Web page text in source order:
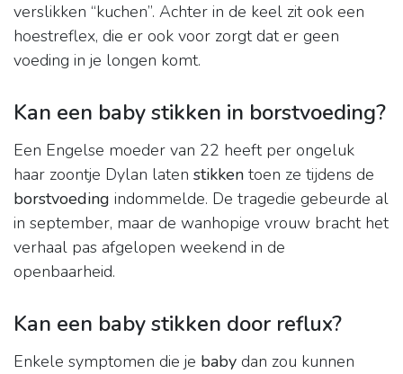
verslikken “kuchen”. Achter in de keel zit ook een
hoestreflex, die er ook voor zorgt dat er geen
voeding in je longen komt.
Kan een baby stikken in borstvoeding?
Een Engelse moeder van 22 heeft per ongeluk
haar zoontje Dylan laten stikken toen ze tijdens de
borstvoeding indommelde. De tragedie gebeurde al
in september, maar de wanhopige vrouw bracht het
verhaal pas afgelopen weekend in de
openbaarheid.
Kan een baby stikken door reflux?
Enkele symptomen die je baby dan zou kunnen